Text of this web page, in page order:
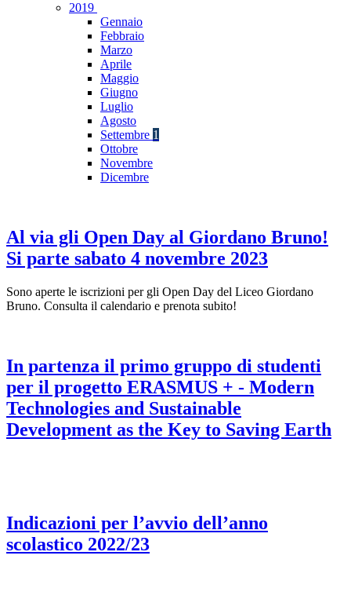
2019
Gennaio
Febbraio
Marzo
Aprile
Maggio
Giugno
Luglio
Agosto
Settembre 1
Ottobre
Novembre
Dicembre
Al via gli Open Day al Giordano Bruno!
Si parte sabato 4 novembre 2023
Sono aperte le iscrizioni per gli Open Day del Liceo Giordano
Bruno. Consulta il calendario e prenota subito!
In partenza il primo gruppo di studenti
per il progetto ERASMUS + - Modern
Technologies and Sustainable
Development as the Key to Saving Earth
Indicazioni per l’avvio dell’anno
scolastico 2022/23